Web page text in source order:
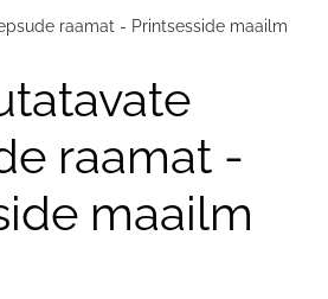
raamat - Printsesside maailm
raamat -
maailm